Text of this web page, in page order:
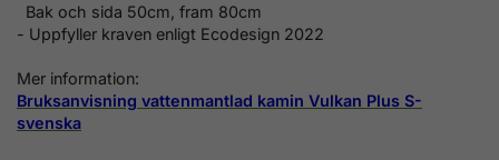
Bak och sida 50cm, fram 80cm
- Uppfyller kraven enligt Ecodesign 2022
Mer information:
Bruksanvisning vattenmantlad kamin Vulkan Plus S-
svenska